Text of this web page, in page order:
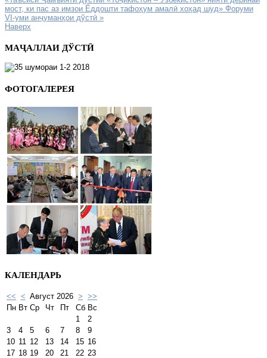
мост, ки пас аз имзои Ёддошти тафоҳум амалӣ хоҳад шуд» Форуми
VI-уми анҷуманҳои дўстӣ »
Наверх
МАҶАЛЛАИ ДЎСТӢ
ФОТОГАЛЕРЕЯ
КАЛЕНДАРЬ
<< < Август 2026 > >>
Пн Вт Ср Чт Пт Сб Вс
1
2
3
4 5 6 7 8
9
10 11 12 13 14 15 16
17 18 19 20 21 22 23